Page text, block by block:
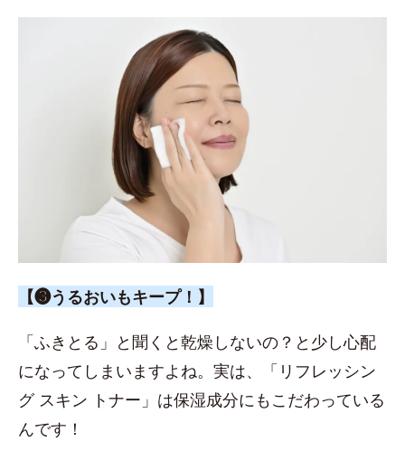
【❸うるおいもキープ！】
「ふきとる」と聞くと乾燥しないの？と少し心配
になってしまいますよね。実は、「リフレッシン
グ スキン トナー」は保湿成分にもこだわっている
んです！